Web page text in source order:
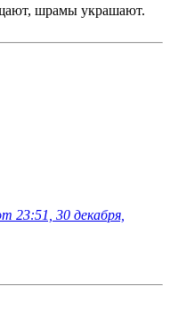
шрамы украшают.
23:51, 30 декабря,